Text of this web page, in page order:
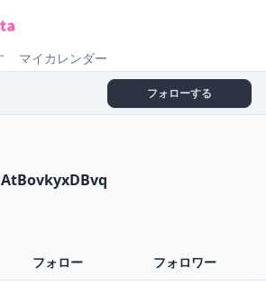
マイカレンダー
フォローする
フォロー フォロワー